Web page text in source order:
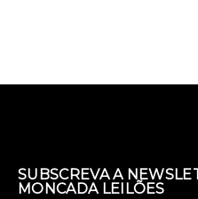
SUBSCREVA A
MONCADA LEILÕES